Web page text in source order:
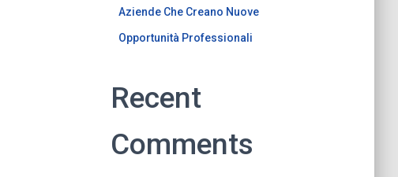
Aziende Che Creano Nuove
Opportunità Professionali
Recent
Comments